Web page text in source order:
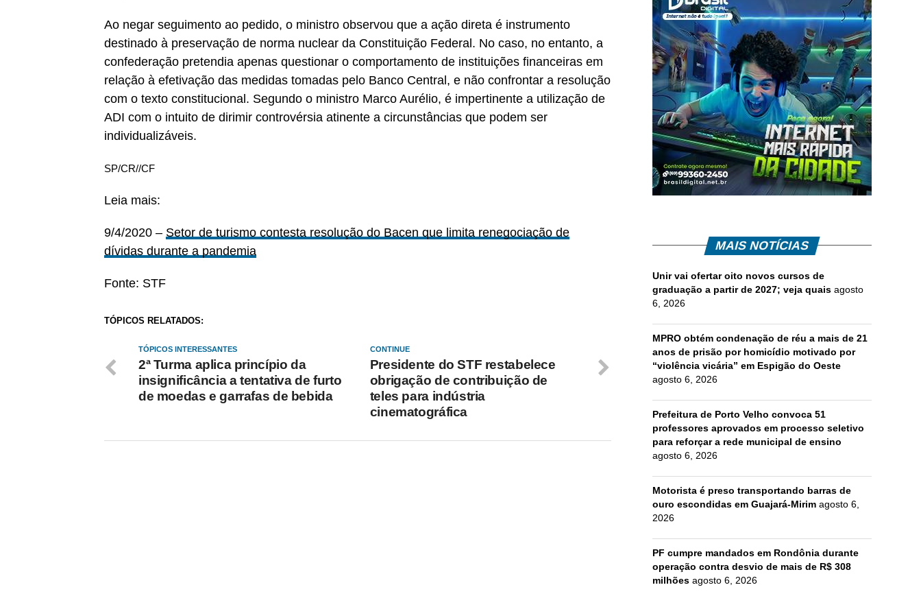
Ao negar seguimento ao pedido, o ministro observou que a ação direta é instrumento
destinado à preservação de norma nuclear da Constituição Federal. No caso, no entanto, a
confederação pretendia apenas questionar o comportamento de instituições financeiras em
relação à efetivação das medidas tomadas pelo Banco Central, e não confrontar a resolução
com o texto constitucional. Segundo o ministro Marco Aurélio, é impertinente a utilização de
ADI com o intuito de dirimir controvérsia atinente a circunstâncias que podem ser
individualizáveis.
SP/CR//CF
Leia mais:
9/4/2020 – Setor de turismo contesta resolução do Bacen que limita renegociação de
dívidas durante a pandemia
Fonte: STF
TÓPICOS RELATADOS:
CONTINUE
Presidente do STF restabelece
obrigação de contribuição de
teles para indústria
cinematográfica
TÓPICOS INTERESSANTES
2ª Turma aplica princípio da
insignificância a tentativa de furto
de moedas e garrafas de bebida
MAIS NOTÍCIAS
Unir vai ofertar oito novos cursos de
graduação a partir de 2027; veja quais agosto
6, 2026
MPRO obtém condenação de réu a mais de 21
anos de prisão por homicídio motivado por
“violência vicária” em Espigão do Oeste
agosto 6, 2026
Prefeitura de Porto Velho convoca 51
professores aprovados em processo seletivo
para reforçar a rede municipal de ensino
agosto 6, 2026
Motorista é preso transportando barras de
ouro escondidas em Guajará-Mirim agosto 6,
2026
PF cumpre mandados em Rondônia durante
operação contra desvio de mais de R$ 308
milhões agosto 6, 2026